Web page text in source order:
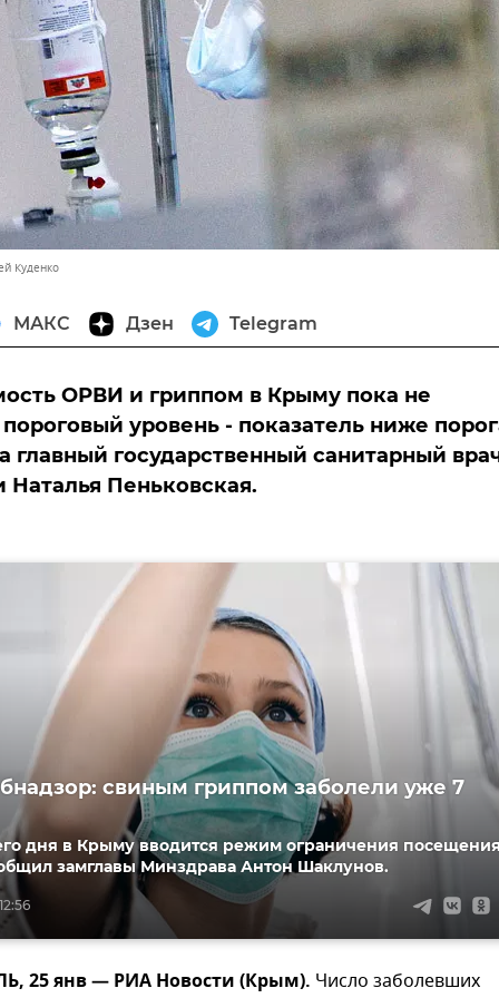
Куденко
МАКС Дзен Telegram
ОРВИ и гриппом в Крыму пока не
уровень - показатель ниже
главный государственный санитарный
Наталья Пеньковская.
свиным гриппом заболели уже 7
дня в Крыму вводится режим ограничения
замглавы Минздрава Антон Шаклунов.
25 янв — РИА Новости (Крым). Число заболевших